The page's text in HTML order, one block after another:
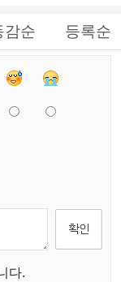
감순 등록순
다.